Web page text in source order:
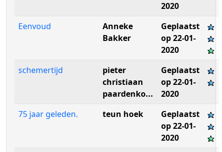
2020
Eenvoud
Anneke
Bakker
Geplaatst
op 22-01-
2020
schemertijd
pieter
christiaan
paardenko...
Geplaatst
op 22-01-
2020
75 jaar geleden.
teun hoek
Geplaatst
op 22-01-
2020